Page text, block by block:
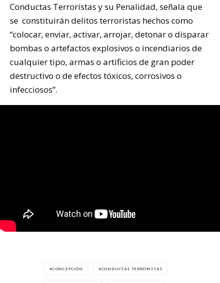
Conductas Terroristas y su Penalidad, señala que
se constituirán delitos terroristas hechos como
“colocar, enviar, activar, arrojar, detonar o disparar
bombas o artefactos explosivos o incendiarios de
cualquier tipo, armas o artificios de gran poder
destructivo o de efectos tóxicos, corrosivos o
infecciosos”.
CONCEPCIÓN CONDUCTAS TERRORISTAS